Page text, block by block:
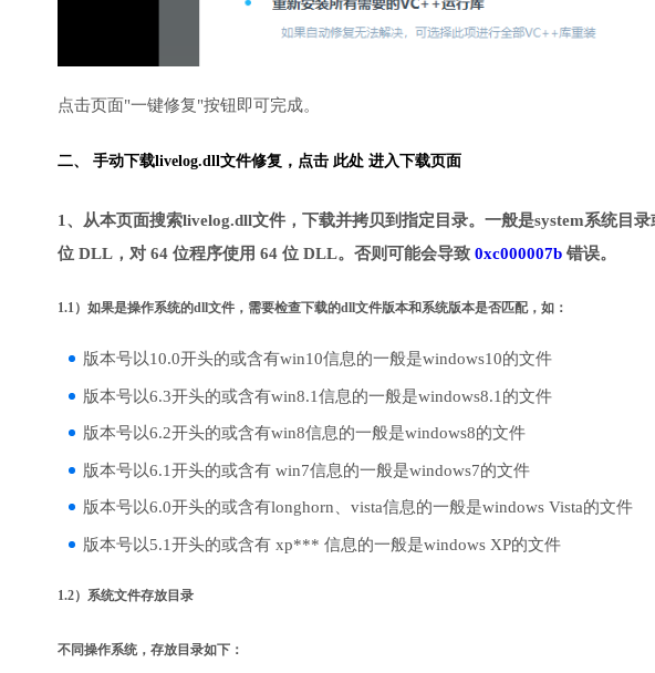
点击页面"一键修复"按钮即可完成。
二、 手动下载livelog.dll文件修复， 点击 此处 进入下载页面
1、从本页面搜索livelog.dll文件，下载并拷贝到指定目录。一般是system系统目
位 DLL，对 64 位程序使用 64 位 DLL。否则可能会导致 0xc000007b 错误。
1.1）如果是操作系统的dll文件，需要检查下载的dll文件版本和系统版本是否匹配，如：
版本号以10.0开头的或含有win10信息的一般是windows10的文件
版本号以6.3开头的或含有win8.1信息的一般是windows8.1的文件
版本号以6.2开头的或含有win8信息的一般是windows8的文件
版本号以6.1开头的或含有 win7信息的一般是windows7的文件
版本号以6.0开头的或含有longhorn、vista信息的一般是windows Vista的文件
版本号以5.1开头的或含有 xp*** 信息的一般是windows XP的文件
1.2）系统文件存放目录
不同操作系统，存放目录如下：